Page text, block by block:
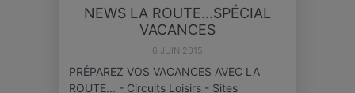
NEWS LA ROUTE...SPÉCIAL
VACANCES
6 JUIN 2015
PRÉPAREZ VOS VACANCES AVEC LA
ROUTE... - Circuits Loisirs - Sites